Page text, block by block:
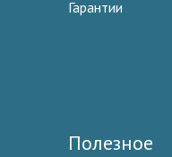
Гарантии
Полезное